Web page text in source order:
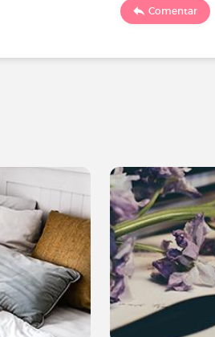
Comentar